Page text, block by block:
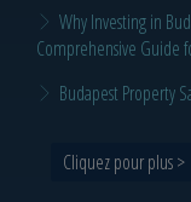
Why Investing in
Comprehensive Guide
Budapest Property
Cliquez pour plus >